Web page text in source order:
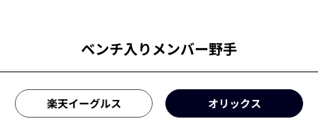
ベンチ入りメンバー野手
楽天イーグルス オリックス